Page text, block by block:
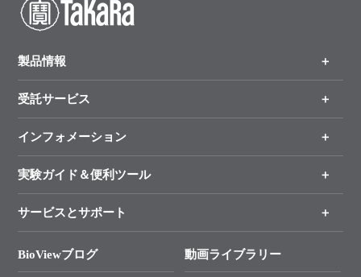
製品情報
製品一覧
手法から製品を探す
新製品情報
受託サービス
オンライン注文
インフォメーション
キャンペーン
タカラバイオ各種会員募集のお知らせ
終売製品のお知らせ
実験ガイド＆便利ツール
リアルタイムPCR実験のススメ
幹細胞・再生医療研究ガイド
サービスとサポート
総合お問い合わせ
BioViewブログ 動画ライブラリー